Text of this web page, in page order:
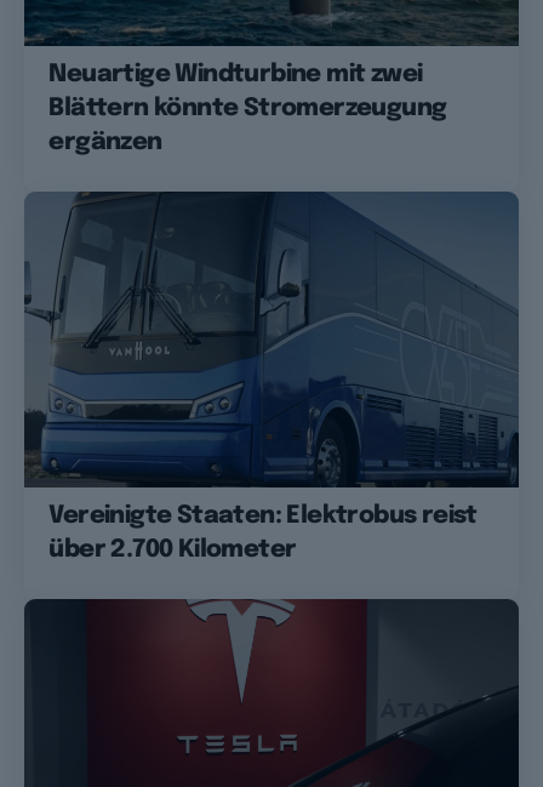
Neuartige Windturbine mit zwei
Blättern könnte Stromerzeugung
ergänzen
Vereinigte Staaten: Elektrobus reist
über 2.700 Kilometer